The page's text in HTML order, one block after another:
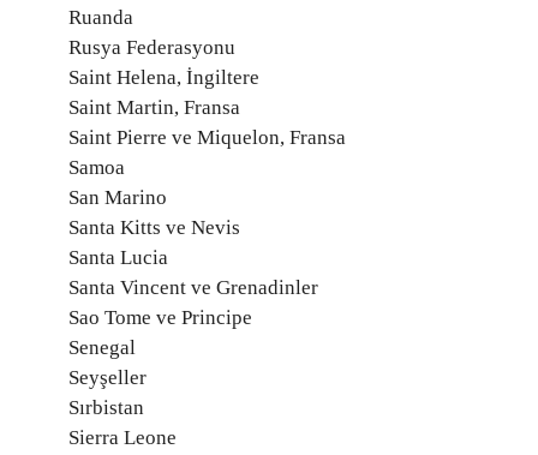
Ruanda
Rusya Federasyonu
Saint Helena, İngiltere
Saint Martin, Fransa
Saint Pierre ve Miquelon, Fransa
Samoa
San Marino
Santa Kitts ve Nevis
Santa Lucia
Santa Vincent ve Grenadinler
Sao Tome ve Principe
Senegal
Seyşeller
Sırbistan
Sierra Leone